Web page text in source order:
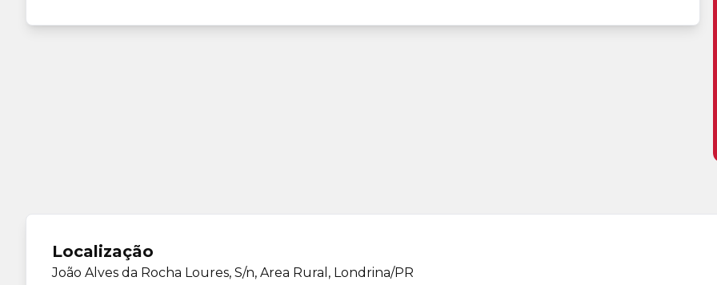
Localização
João Alves da Rocha Loures, S/n, Area Rural, Londrina/PR